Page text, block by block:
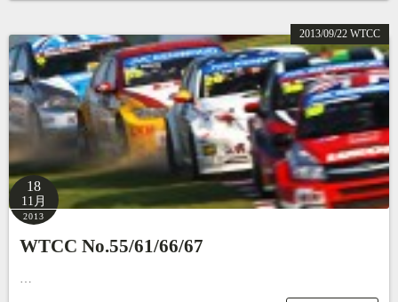
2013/09/22 WTCC
18
11月
2013
WTCC No.55/61/66/67
…